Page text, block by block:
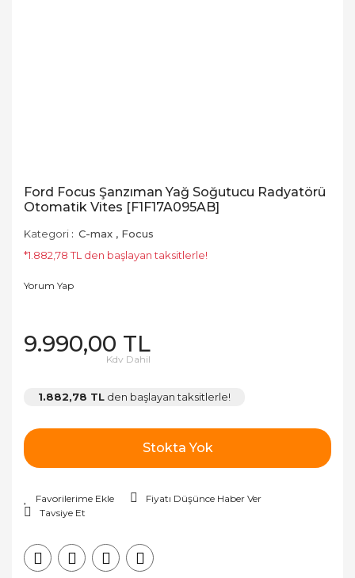
Ford Focus Şanzıman Yağ Soğutucu Radyatörü
Otomatik Vites [F1F17A095AB]
Kategori C-max , Focus
*1.882,78 TL den başlayan taksitlerle!
Yorum Yap
9.990,00 TL
Kdv Dahil
1.882,78 TL den başlayan taksitlerle!
Stokta Yok
Fiyatı Düşünce Haber Ver
Tavsiye Et